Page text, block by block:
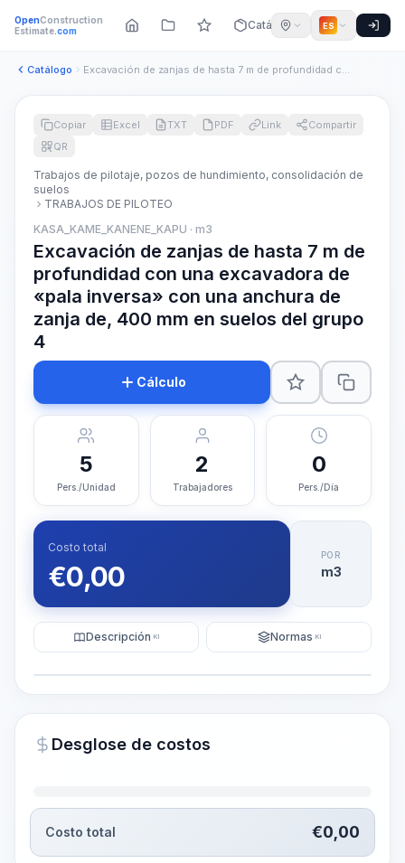
OpenConstruction
Estimate.com Catálogo ES
Catálogo Excavación de zanjas de hasta 7 m de profundidad con una exc...
~15-30 Sek.
Copiar Excel TXT PDF Link
Compartir
QR
Trabajos de pilotaje, pozos de hundimiento, consolidación de
suelos
TRABAJOS DE PILOTEO
KASA_KAME_KANENE_KAPU · m3
Excavación de zanjas de hasta 7 m de
profundidad con una excavadora de
«pala inversa» con una anchura de
zanja de, 400 mm en suelos del grupo
4
Cálculo
5
Pers./Unidad
2
Trabajadores
0
Pers./Día
Costo total
€0,00
POR
m3
Descripción KI Normas KI
Desglose de costos
Costo total €0,00